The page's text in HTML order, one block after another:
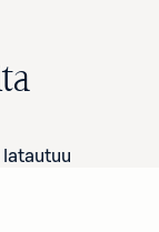
latautuu